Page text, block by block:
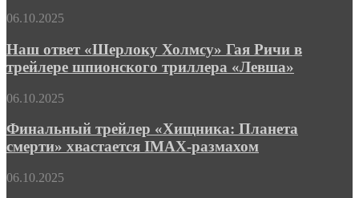
в
фильма
Тимура
Бекмамбетова
«Милосердие»
Наш
«Шерлоку
Холмсу»
Гая
в
шпионского
триллера
06.10.2025
Наш ответ «Шерлоку Холмсу» Гая Ричи в
трейлере шпионского триллера «Левша»
Финальный
«Хищника:
смерти»
IMAX-
06.10.2025
Финальный трейлер «Хищника: Планета
смерти» хвастается IMAX-размахом
Liminal
06.10.2025